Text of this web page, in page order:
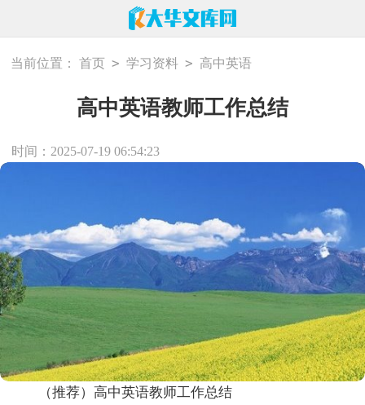
当前位置： 首页 > 学习资料 > 高中英语
高中英语教师工作总结
时间：2025-07-19 06:54:23
（推荐）高中英语教师工作总结